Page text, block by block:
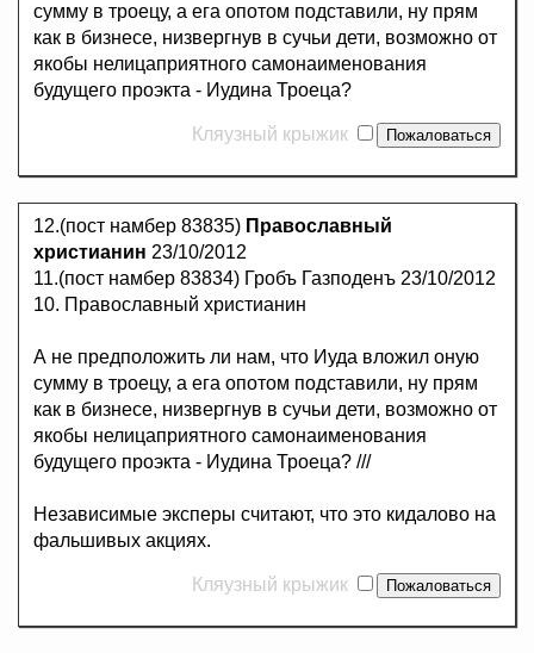
сумму в троецу, а ега опотом подставили, ну прям
как в бизнесе, низвергнув в сучьи дети, возможно от
якобы нелицаприятного самонаименования
будущего проэкта - Иудина Троеца?
Кляузный крыжик
12.(пост намбер 83835) Православный
христианин 23/10/2012
11.(пост намбер 83834) Гробъ Газподенъ 23/10/2012
10. Православный христианин
А не предположить ли нам, что Иуда вложил оную
сумму в троецу, а ега опотом подставили, ну прям
как в бизнесе, низвергнув в сучьи дети, возможно от
якобы нелицаприятного самонаименования
будущего проэкта - Иудина Троеца? ///
Независимые эксперы считают, что это кидалово на
фальшивых акциях.
Кляузный крыжик